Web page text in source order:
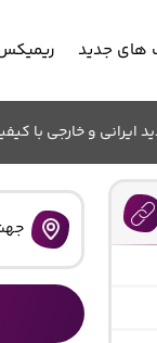
های جدید
و خارجی با